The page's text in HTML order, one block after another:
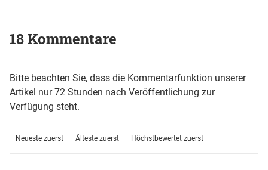
18 Kommentare
Bitte beachten Sie, dass die Kommentarfunktion unserer
Artikel nur 72 Stunden nach Veröffentlichung zur
Verfügung steht.
Neueste zuerst Älteste zuerst Höchstbewertet zuerst